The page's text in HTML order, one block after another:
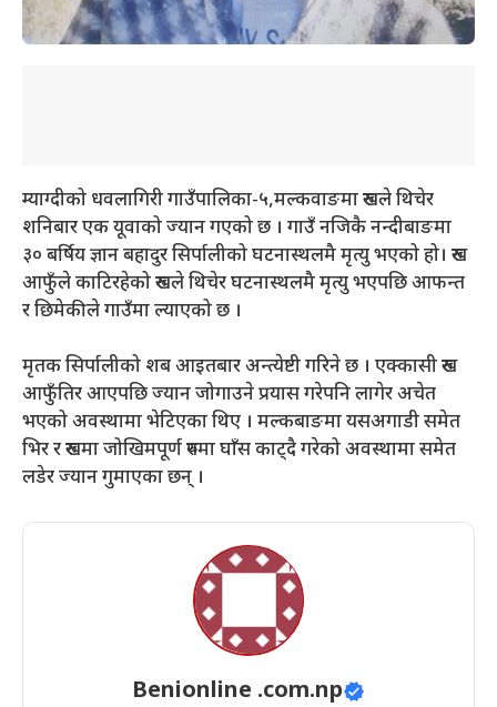
म्याग्दीको धवलागिरी गाउँपालिका-५,मल्कवाङमा रुखले थिचेर
शनिबार एक यूवाको ज्यान गएको छ । गाउँ नजिकै नन्दीबाङमा
३० बर्षिय ज्ञान बहादुर सिर्पालीको घटनास्थलमै मृत्यु भएको हो। रुख
आफुँले काटिरहेको रुखले थिचेर घटनास्थलमै मृत्यु भएपछि आफन्त
र छिमेकीले गाउँमा ल्याएको छ ।
मृतक सिर्पालीको शब आइतबार अन्त्येष्टी गरिने छ । एक्कासी रुख
आफुँतिर आएपछि ज्यान जोगाउने प्रयास गरेपनि लागेर अचेत
भएको अवस्थामा भेटिएका थिए । मल्कबाङमा यसअगाडी समेत
भिर र रुखमा जोखिमपूर्ण रुपमा घाँस काट्दै गरेको अवस्थामा समेत
लडेर ज्यान गुमाएका छन् ।
Benionline .com.np